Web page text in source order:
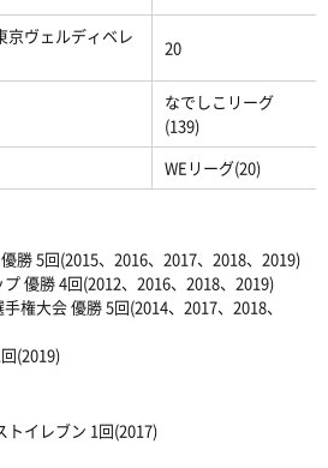
京ヴェルディベレ
20
なでしこリーグ
(139)
WEリーグ(20)
勝 5回(2015、2016、2017、2018、2019)
優勝 4回(2012、2016、2018、2019)
権大会 優勝 5回(2014、2017、2018、
(2019)
トイレブン 1回(2017)